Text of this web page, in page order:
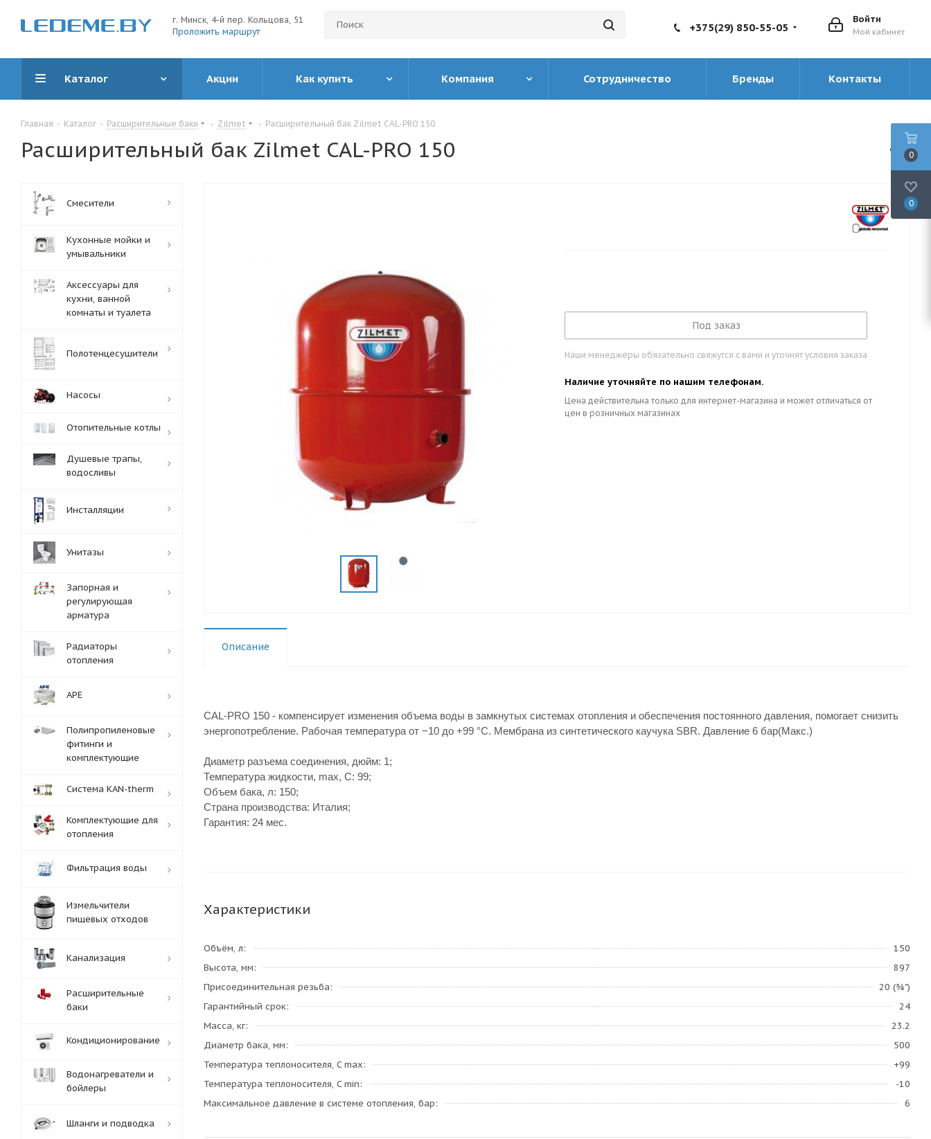
г. Минск, 4-й пер. Кольцова, 51
Проложить маршрут
Войти
Мой кабинет
+375(29) 850-55-05
Каталог Акции Как купить Компания Сотрудничество Бренды Контакты
Главная - Каталог - Расширительные баки - Zilmet - Расширительный бак Zilmet CAL-PRO 150
Расширительный бак Zilmet CAL-PRO 150
Под заказ
Наши менеджеры обязательно свяжутся с вами и уточнят условия заказа
Наличие уточняйте по нашим телефонам.
Цена действительна только для интернет-магазина и может отличаться от
цен в розничных магазинах
Описание
CAL-PRO 150 - компенсирует изменения объема воды в замкнутых системах отопления и обеспечения постоянного давления, помогает снизить
энергопотребление. Рабочая температура от −10 до +99 °С. Мембрана из синтетического каучука SBR. Давление 6 бар(Макс.)
Диаметр разъема соединения, дюйм: 1;
Температура жидкости, max, C: 99;
Объем бака, л: 150;
Страна производства: Италия;
Гарантия: 24 мес.
Характеристики
Объём, л
150
Высота, мм
897
Присоединительная резьба
20 (¾")
Гарантийный срок
24
Масса, кг
23.2
Диаметр бака, мм
500
Температура теплоносителя, C max
+99
Температура теплоносителя, C min
-10
Максимальное давление в системе отопления, бар
6
Смесители
Кухонные мойки и
умывальники
Аксессуары для
кухни, ванной
комнаты и туалета
Полотенцесушители
Насосы
Отопительные котлы
Душевые трапы,
водосливы
Инсталляции
Унитазы
Запорная и
регулирующая
арматура
Радиаторы
отопления
APE
Полипропиленовые
фитинги и
комплектующие
Система KAN-therm
Комплектующие для
отопления
Фильтрация воды
Измельчители
пищевых отходов
Канализация
Расширительные
баки
Кондиционирование
Водонагреватели и
бойлеры
Шланги и подводка
0
0